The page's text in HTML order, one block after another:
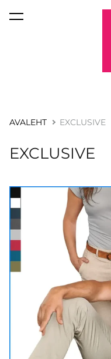
lisati ostukorvi.
AVALEHT EXCLUSIVE
EXCLUSIVE